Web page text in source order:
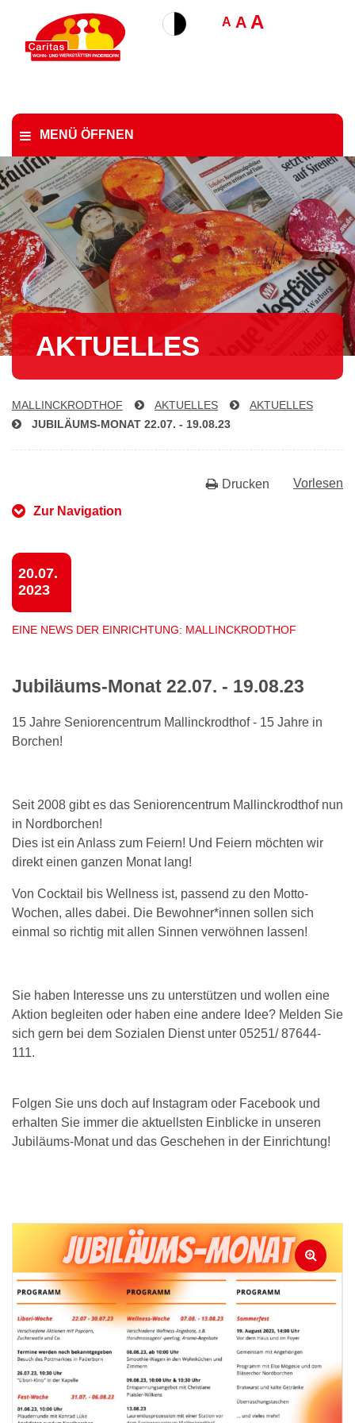
A A A
MENÜ ÖFFNEN
AKTUELLES
MAL­LINCK­RODTHOF AKTUELLES
AKTUELLES
JU­BI­LÄ­UMS-MO­NAT 22.07. - 19.08.23
Vorlesen
Drucken
Zur Navigation
20.07.
2023
EINE NEWS DER EINRICHTUNG: MALLINCKRODTHOF
Jubiläums-Monat 22.07. - 19.08.23
15 Jahre Seniorencentrum Mallinckrodthof - 15 Jahre in
Borchen!
Seit 2008 gibt es das Seniorencentrum Mallinckrodthof nun
in Nordborchen!
Dies ist ein Anlass zum Feiern! Und Feiern möchten wir
direkt einen ganzen Monat lang!
Von Cocktail bis Wellness ist, passend zu den Motto-
Wochen, alles dabei. Die Bewohner*innen sollen sich
einmal so richtig mit allen Sinnen verwöhnen lassen!
Sie haben Interesse uns zu unterstützen und wollen eine
Aktion begleiten oder haben eine andere Idee? Melden Sie
sich gern bei dem Sozialen Dienst unter 05251/ 87644-
111.
Folgen Sie uns doch auf Instagram oder Facebook und
erhalten Sie immer die aktuellsten Einblicke in unseren
Jubiläums-Monat und das Geschehen in der Einrichtung!